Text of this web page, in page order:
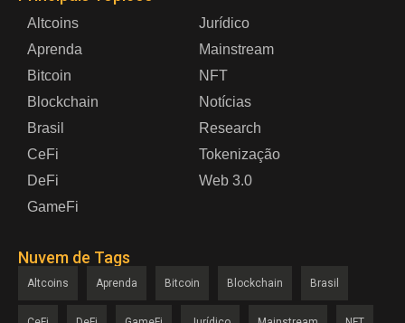
Altcoins
Aprenda
Bitcoin
Blockchain
Brasil
CeFi
DeFi
GameFi
Jurídico
Mainstream
NFT
Notícias
Research
Tokenização
Web 3.0
Nuvem de Tags
Altcoins Aprenda Bitcoin Blockchain Brasil